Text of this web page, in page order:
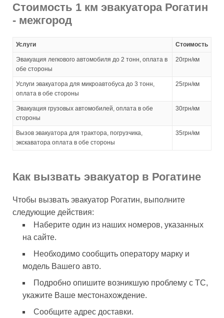
Стоимость 1 км эвакуатора Рогатин
- межгород
Услуги Стоимость
Эвакуация легкового автомобиля до 2 тонн, оплата в
обе стороны
20грн/км
Услуги эвакуатора для микроавтобуса до 3 тонн,
оплата в обе стороны
25грн/км
Эвакуация грузовых автомобилей, оплата в обе
стороны
30грн/км
Вызов эвакуатора для трактора, погрузчика,
экскаватора оплата в обе стороны
35грн/км
Как вызвать эвакуатор в Рогатине
Чтобы вызвать эвакуатор Рогатин, выполните
следующие действия:
Наберите один из наших номеров, указанных
на сайте.
Необходимо сообщить оператору марку и
модель Вашего авто.
Подробно опишите возникшую проблему с ТС,
укажите Ваше местонахождение.
Сообщите адрес доставки.